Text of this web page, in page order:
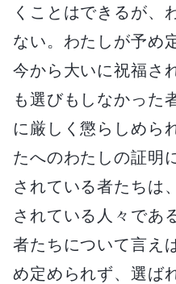
くことはできるが、
ない。わたしが予め
今から大いに祝福さ
も選びもしなかった
に厳しく懲らしめら
たへのわたしの証明
されている者たちは
されている人々であ
者たちについて言え
め定められず、選ば